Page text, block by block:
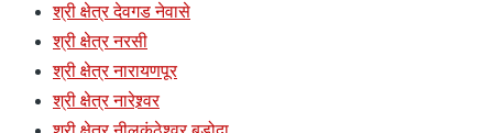
श्री क्षेत्र देवगड नेवासे
श्री क्षेत्र नरसी
श्री क्षेत्र नारायणपूर
श्री क्षेत्र नारेश्र्वर